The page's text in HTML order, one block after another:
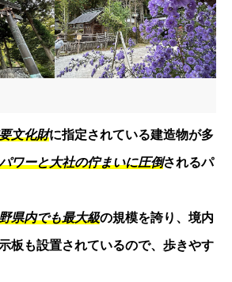
文化財に指定されている建造物が多
ワーと大社の佇まいに圧倒されるパ
県内でも最大級の規模を誇り、境内
板も設置されているので、歩きやす